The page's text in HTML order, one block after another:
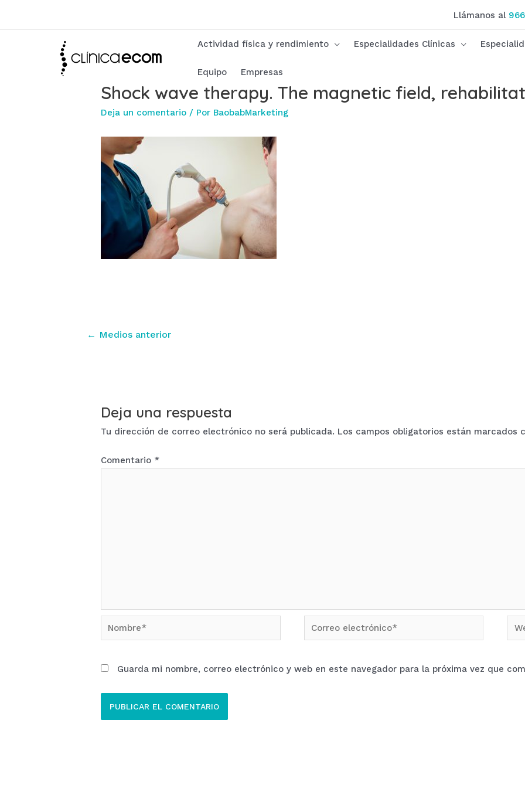
Llámanos al
Actividad física y rendimiento Especialidades Clínicas
Equipo Empresas
Shock wave therapy. The magnetic field,
Deja un comentario / Por BaobabMarketing
Navegación
← Medios anterior
Deja una respuesta
Tu dirección de correo electrónico no será publicada. Los campos obligatorios están marcados
Comentario *
Nombre*
electrónico*
Guarda mi nombre, correo electrónico y web en este navegador para la próxima vez que